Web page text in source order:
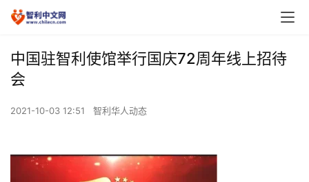
中国驻智利使馆举行国庆72周年线上招待
会
2021-10-03 12:51 智利华人动态